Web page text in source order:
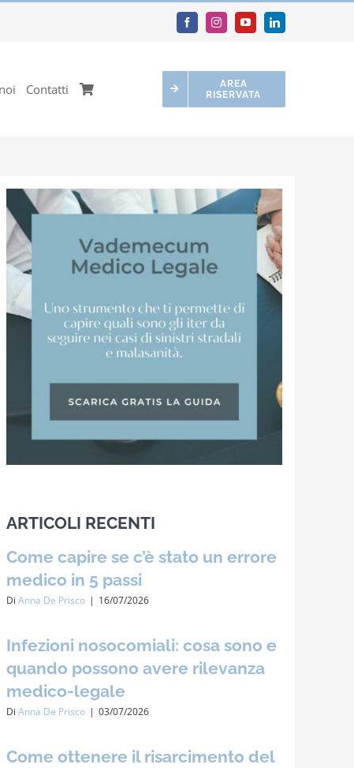
Contatti
AREA
RISERVATA
ARTICOLI RECENTI
Come capire se c’è stato un errore
medico in 5 passi
Di Anna De Prisco | 16/07/2026
Infezioni nosocomiali: cosa sono e
quando possono avere rilevanza
medico-legale
Di Anna De Prisco | 03/07/2026
Come ottenere il risarcimento del